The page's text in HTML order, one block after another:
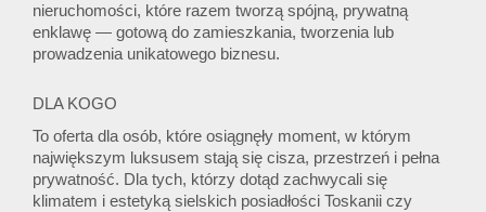
nieruchomości, które razem tworzą spójną, prywatną
enklawę — gotową do zamieszkania, tworzenia lub
prowadzenia unikatowego biznesu.
DLA KOGO
To oferta dla osób, które osiągnęły moment, w którym
największym luksusem stają się cisza, przestrzeń i pełna
prywatność. Dla tych, którzy dotąd zachwycali się
klimatem i estetyką sielskich posiadłości Toskanii czy